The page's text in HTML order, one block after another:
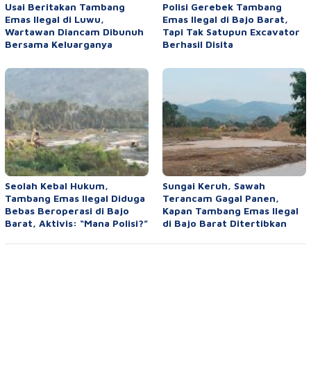
Usai Beritakan Tambang
Emas Ilegal di Luwu,
Wartawan Diancam Dibunuh
Bersama Keluarganya
Polisi Gerebek Tambang
Emas Ilegal di Bajo Barat,
Tapi Tak Satupun Excavator
Berhasil Disita
Seolah Kebal Hukum,
Tambang Emas Ilegal Diduga
Bebas Beroperasi di Bajo
Barat, Aktivis: “Mana Polisi?”
Sungai Keruh, Sawah
Terancam Gagal Panen,
Kapan Tambang Emas Ilegal
di Bajo Barat Ditertibkan